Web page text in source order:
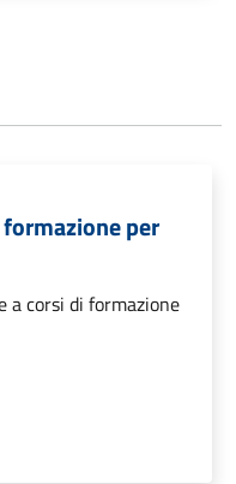
per
a corsi di formazione